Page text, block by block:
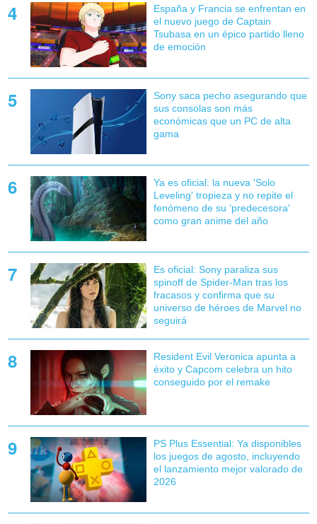
España y Francia se enfrentan en
el nuevo juego de Captain
Tsubasa en un épico partido lleno
de emoción
Sony saca pecho asegurando que
sus consolas son más
económicas que un PC de alta
gama
Ya es oficial: la nueva 'Solo
Leveling' tropieza y no repite el
fenómeno de su 'predecesora'
como gran anime del año
Es oficial: Sony paraliza sus
spinoff de Spider-Man tras los
fracasos y confirma que su
universo de héroes de Marvel no
seguirá
Resident Evil Veronica apunta a
éxito y Capcom celebra un hito
conseguido por el remake
PS Plus Essential: Ya disponibles
los juegos de agosto, incluyendo
el lanzamiento mejor valorado de
2026